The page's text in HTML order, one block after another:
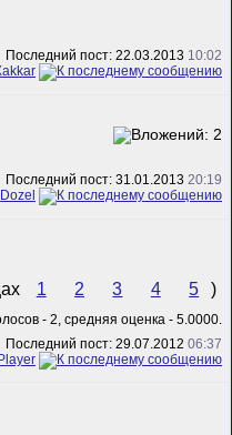
Последний пост: 22.03.2013 10:02
Последний пост: 31.01.2013 20:19
Dozel
1 2 3 4 5 )
Последний пост: 29.07.2012 06:37